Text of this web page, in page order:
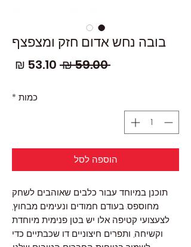
בובה נחש אדום חזק ומצפצף
‏59.00 ‏₪
מחיר
כמות *
הוספה לסל
תוכנן במיוחד עבור כלבים שאוהבים לשחק
מחוספס. בעודם חמודים ונעימים מבחוץ,
לצעצועי קטיפה אלו יש בטן פנימית מיוחדת
וקשיחה, ותפרים חיצוניים דו שכבתיים כדי